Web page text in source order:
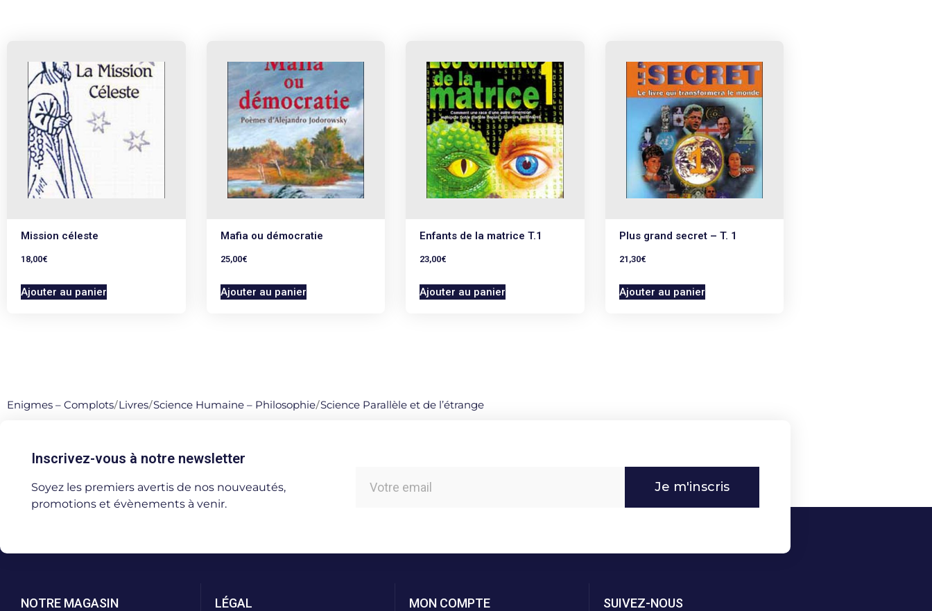
Mission céleste
18,00€
Ajouter au panier
Mafia ou démocratie
25,00€
Ajouter au panier
Enfants de la matrice T.1
23,00€
Ajouter au panier
Plus grand secret – T. 1
21,30€
Ajouter au panier
Enigmes – Complots/Livres/Science Humaine – Philosophie/Science Parallèle et de l’étrange
Inscrivez-vous à notre newsletter
Soyez les premiers avertis de nos nouveautés,
promotions et évènements à venir.
Je m'inscris
NOTRE MAGASIN LÉGAL MON COMPTE SUIVEZ-NOUS